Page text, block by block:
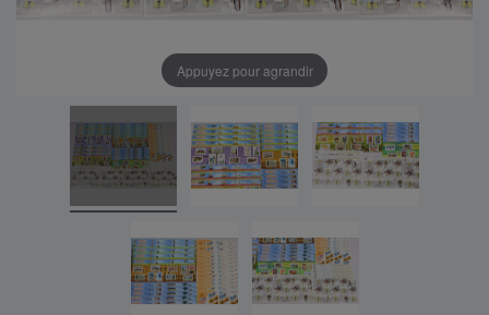
Appuyez pour agrandir